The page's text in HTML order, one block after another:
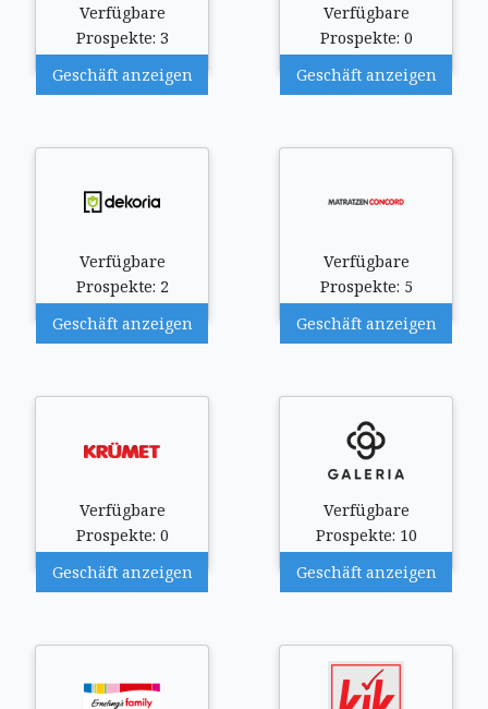
Verfügbare
Prospekte: 3
Geschäft anzeigen
Verfügbare
Prospekte: 0
Geschäft anzeigen
Verfügbare
Prospekte: 2
Geschäft anzeigen
Verfügbare
Prospekte: 5
Geschäft anzeigen
Verfügbare
Prospekte: 0
Geschäft anzeigen
Verfügbare
Prospekte: 10
Geschäft anzeigen